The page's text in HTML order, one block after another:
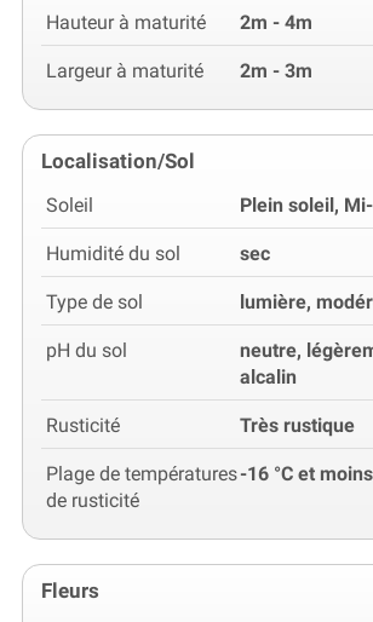
Hauteur à maturité 2m - 4m
Largeur à maturité 2m - 3m
Localisation/Sol
Soleil Plein soleil,
Humidité du sol sec
Type de sol lumière,
pH du sol
neutre,
alcalin
Rusticité Très rustique
Plage de températures
de rusticité
-16 °C et moins
Fleurs